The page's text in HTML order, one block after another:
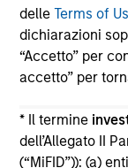
delleTerms of
dichiarazioni
“Accetto” per
accetto” per
* Il termine
dell’Allegato II
(“MiFID”)): (a)
May not
The information
purposes only.
not constitute
solicitation of
jurisdiction in
purchase or